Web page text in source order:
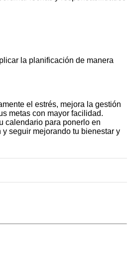
la planificación de manera
el estrés, mejora la gestión
metas con mayor facilidad.
calendario para ponerlo en
seguir mejorando tu bienestar y